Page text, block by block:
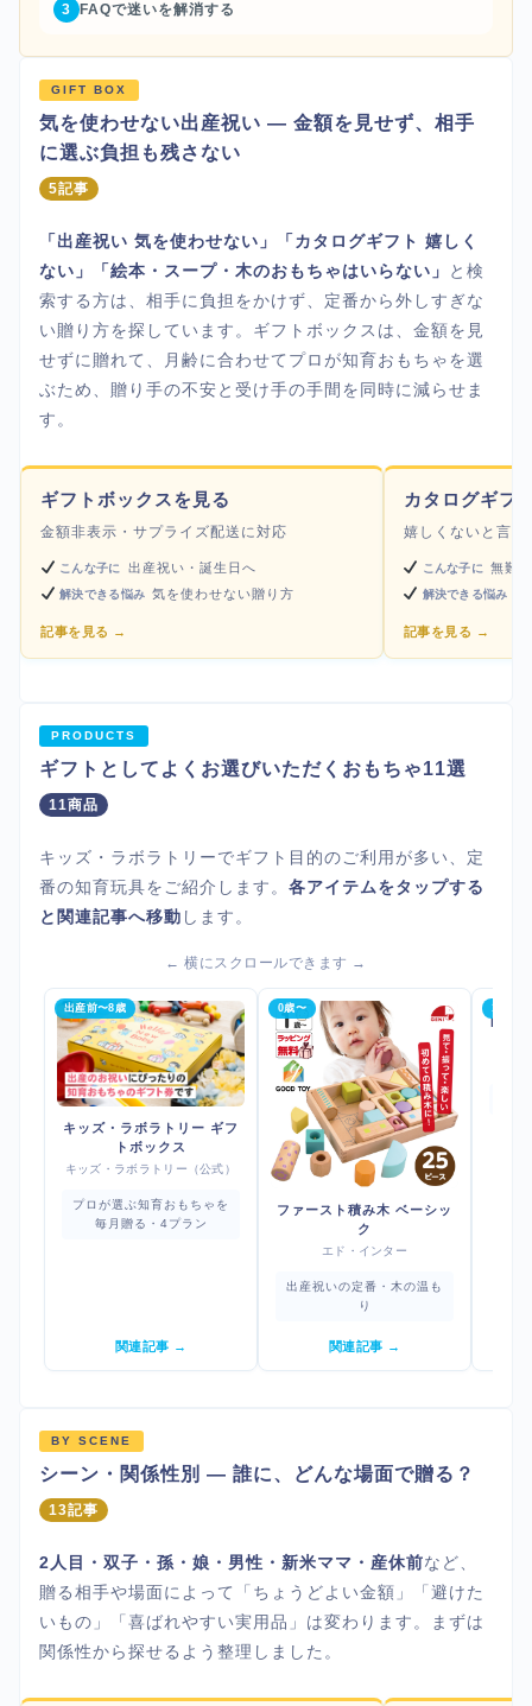
3 FAQで迷いを解消する
GIFT BOX
気を使わせない出産祝い — 金額を見せず、相手
に選ぶ負担も残さない
5記事
「出産祝い 気を使わせない」「カタログギフト 嬉しく
ない」「絵本・スープ・木のおもちゃはいらない」
と検
索する方は、相手に負担をかけず、定番から外しすぎな
い贈り方を探しています。ギフトボックスは、金額を見
せずに贈れて、月齢に合わせてプロが知育おもちゃを選
ぶため、贈り手の不安と受け手の手間を同時に減らせま
す。
ギフトボックスを見る
金額非表示・サプライズ配送に対応
こんな子に 出産祝い・誕生日へ
解決できる悩み 気を使わせない贈り方
記事を見る →
カタログギフ
嬉しくないと言
こんな子に 無難
解決できる悩み
記事を見る →
PRODUCTS
ギフトとしてよくお選びいただくおもちゃ11選
11商品
キッズ・ラボラトリーでギフト目的のご利用が多い、定
番の知育玩具をご紹介します。 各アイテムをタップする
と関連記事へ移動 します。
← 横にスクロールできます →
出産前〜8歳
キッズ・ラボラトリー ギフ
トボックス
キッズ・ラボラトリー（公式）
プロが選ぶ知育おもちゃを
毎月贈る・4プラン
関連記事 →
0歳〜
ファースト積み木 ベーシッ
ク
エド・インター
出産祝いの定番・木の温も
り
関連記事 →
1歳半〜
BRIO
BY SCENE
シーン・関係性別 — 誰に、どんな場面で贈る？
13記事
2人目・双子・孫・娘・男性・新米ママ・産休前など、
贈る相手や場面によって「ちょうどよい金額」「避けた
いもの」「喜ばれやすい実用品」は変わります。まずは
関係性から探せるよう整理しました。